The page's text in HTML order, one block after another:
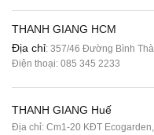
THANH GIANG HCM
Địa chỉ: 357/46 Đường Bình
Điện thoại: 085 345 2233
THANH GIANG Huế
Địa chỉ: Cm1-20 KĐT